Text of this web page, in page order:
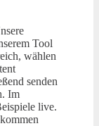
Tool
wählen
senden
Im
live.